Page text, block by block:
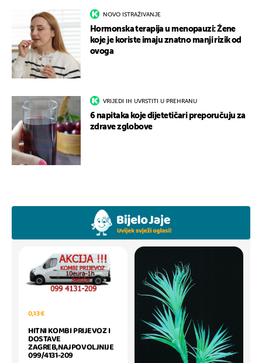
NOVO ISTRAŽIVANJE
Hormonska terapija u menopauzi: Žene
koje je koriste imaju znatno manji rizik od
ovoga
VRIJEDI IH UVRSTITI U PREHRANU
6 napitaka koje dijetetičari preporučuju za
zdrave zglobove
0,13 €
HITNI KOMBI PRIJEVOZ I
DOSTAVE
ZAGREB,NAJPOVOLJNIJE
099/4131-209